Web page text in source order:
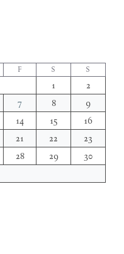
F S S
1
2
7 8
9
14 15
16
21 22
23
28 29
30